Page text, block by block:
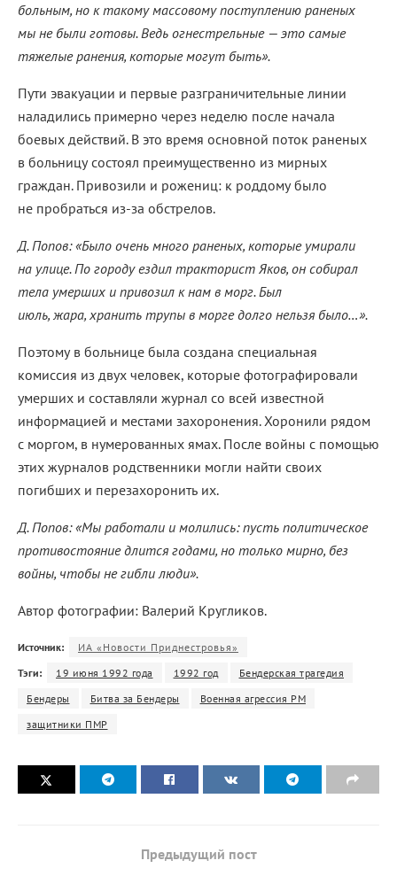
больным, но к такому массовому поступлению раненых
мы не были готовы. Ведь огнестрельные — это самые
тяжелые ранения, которые могут быть».
Пути эвакуации и первые разграничительные линии
наладились примерно через неделю после начала
боевых действий. В это время основной поток раненых
в больницу состоял преимущественно из мирных
граждан. Привозили и рожениц: к роддому было
не пробраться из-за обстрелов.
Д. Попов: «Было очень много раненых, которые умирали
на улице. По городу ездил тракторист Яков, он собирал
тела умерших и привозил к нам в морг. Был
июль, жара, хранить трупы в морге долго нельзя было…».
Поэтому в больнице была создана специальная
комиссия из двух человек, которые фотографировали
умерших и составляли журнал со всей известной
информацией и местами захоронения. Хоронили рядом
с моргом, в нумерованных ямах. После войны с помощью
этих журналов родственники могли найти своих
погибших и перезахоронить их.
Д. Попов: «Мы работали и молились: пусть политическое
противостояние длится годами, но только мирно, без
войны, чтобы не гибли люди».
Автор фотографии: Валерий Кругликов.
Источник:
ИА «Новости Приднестровья»
Тэги:
19 июня 1992 года 1992 год
Бендерская трагедия
Бендеры
Битва за Бендеры
Военная агрессия РМ
защитники ПМР
Предыдущий пост